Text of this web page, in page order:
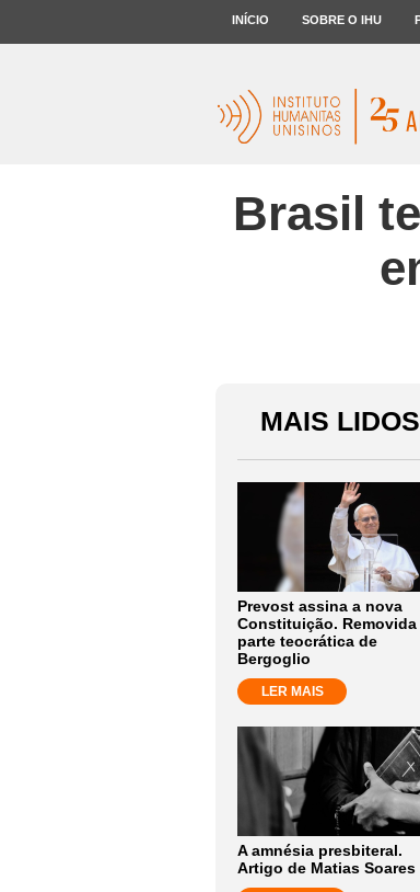
INÍCIO SOBRE O IHU
Brasil
MAIS LIDOS
Prevost assina a nova
Constituição. Removida
parte teocrática de
Bergoglio
LER MAIS
A amnésia presbiteral.
Artigo de Matias Soares